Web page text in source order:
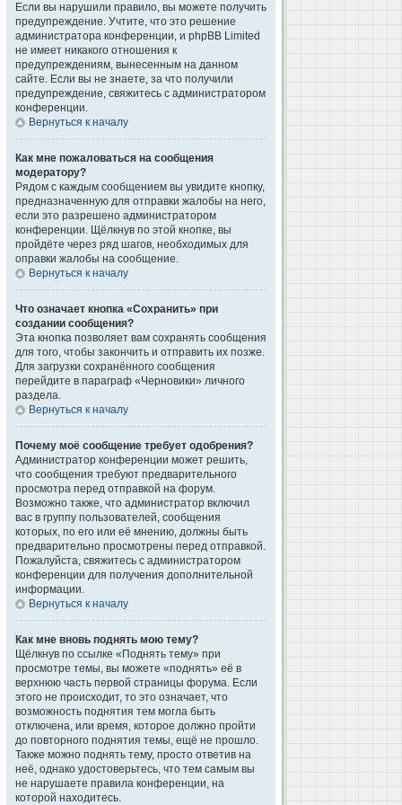
Если вы нарушили правило, вы можете получить
предупреждение. Учтите, что это решение
администратора конференции, и phpBB Limited
не имеет никакого отношения к
предупреждениям, вынесенным на данном
сайте. Если вы не знаете, за что получили
предупреждение, свяжитесь с администратором
конференции.
Вернуться к началу
Как мне пожаловаться на сообщения
модератору?
Рядом с каждым сообщением вы увидите кнопку,
предназначенную для отправки жалобы на него,
если это разрешено администратором
конференции. Щёлкнув по этой кнопке, вы
пройдёте через ряд шагов, необходимых для
оправки жалобы на сообщение.
Вернуться к началу
Что означает кнопка «Сохранить» при
создании сообщения?
Эта кнопка позволяет вам сохранять сообщения
для того, чтобы закончить и отправить их позже.
Для загрузки сохранённого сообщения
перейдите в параграф «Черновики» личного
раздела.
Вернуться к началу
Почему моё сообщение требует одобрения?
Администратор конференции может решить,
что сообщения требуют предварительного
просмотра перед отправкой на форум.
Возможно также, что администратор включил
вас в группу пользователей, сообщения
которых, по его или её мнению, должны быть
предварительно просмотрены перед отправкой.
Пожалуйста, свяжитесь с администратором
конференции для получения дополнительной
информации.
Вернуться к началу
Как мне вновь поднять мою тему?
Щёлкнув по ссылке «Поднять тему» при
просмотре темы, вы можете «поднять» её в
верхнюю часть первой страницы форума. Если
этого не происходит, то это означает, что
возможность поднятия тем могла быть
отключена, или время, которое должно пройти
до повторного поднятия темы, ещё не прошло.
Также можно поднять тему, просто ответив на
неё, однако удостоверьтесь, что тем самым вы
не нарушаете правила конференции, на
которой находитесь.